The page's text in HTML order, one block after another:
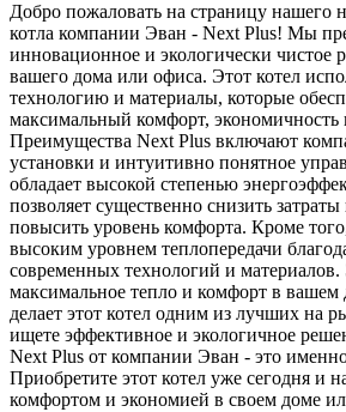
Добро пожаловать на страницу нашего
котла компании Эван - Next Plus! Мы
инновационное и экологически чистое
вашего дома или офиса. Этот котел
технологию и материалы, которые
максимальный комфорт, экономичность
Преимущества Next Plus включают
установки и интуитивно понятное
обладает высокой степенью
позволяет существенно снизить
повысить уровень комфорта. Кроме
высоким уровнем теплопередачи
современных технологий и материалов.
максимальное тепло и комфорт в вашем
делает этот котел одним из лучших на
ищете эффективное и экологичное
Next Plus от компании Эван - это
Приобретите этот котел уже сегодня и
комфортом и экономией в своем доме